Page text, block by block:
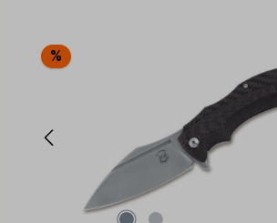
Bildergalerie überspringen
%